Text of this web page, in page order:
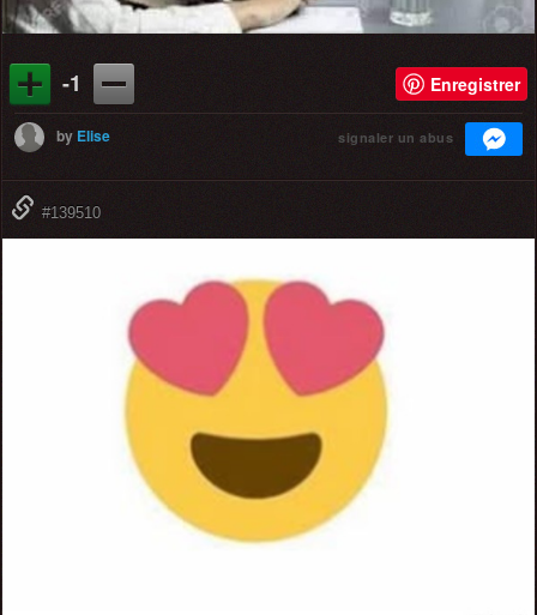
-1 Enregistrer
by Elise signaler un abus
#139510